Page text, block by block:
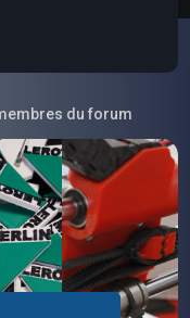
du forum